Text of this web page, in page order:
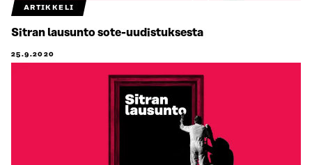
ARTIKKELI
Sitran lausunto sote-uudistuksesta
25.9.2020